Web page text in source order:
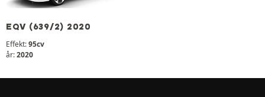
EQV (639/2) 2020
Effekt:95cv
år:2020